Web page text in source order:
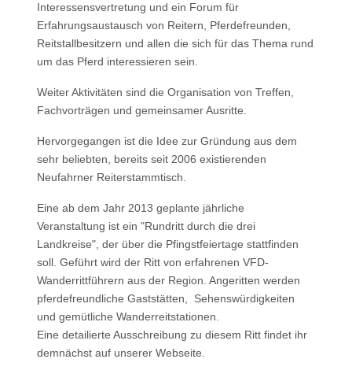
Interessensvertretung und ein Forum für
Erfahrungsaustausch von Reitern, Pferdefreunden,
Reitstallbesitzern und allen die sich für das Thema rund
um das Pferd interessieren sein.
Weiter Aktivitäten sind die Organisation von Treffen,
Fachvorträgen und gemeinsamer Ausritte.
Hervorgegangen ist die Idee zur Gründung aus dem
sehr beliebten, bereits seit 2006 existierenden
Neufahrner Reiterstammtisch.
Eine ab dem Jahr 2013 geplante jährliche
Veranstaltung ist ein "Rundritt durch die drei
Landkreise", der über die Pfingstfeiertage stattfinden
soll. Geführt wird der Ritt von erfahrenen VFD-
Wanderrittführern aus der Region. Angeritten werden
pferdefreundliche Gaststätten, Sehenswürdigkeiten
und gemütliche Wanderreitstationen.
Eine detailierte Ausschreibung zu diesem Ritt findet ihr
demnächst auf unserer Webseite.